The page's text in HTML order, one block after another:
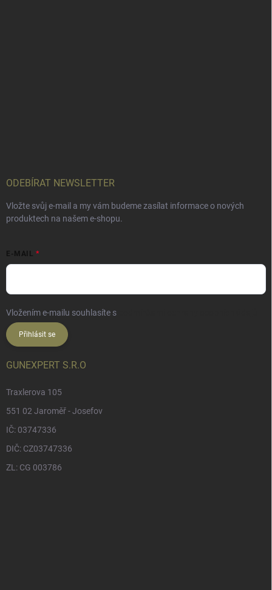
ODEBÍRAT NEWSLETTER
Vložte svůj e-mail a my vám budeme zasílat informace o nových
produktech na našem e-shopu.
E-MAIL
Vložením e-mailu souhlasíte s
Přihlásit se
GUNEXPERT S.R.O
Traxlerova 105
551 02 Jaroměř - Josefov
IČ: 03747336
DIČ: CZ03747336
ZL: CG 003786